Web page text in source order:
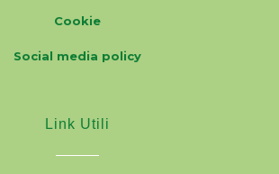
Cookie
Social media policy
Link Utili